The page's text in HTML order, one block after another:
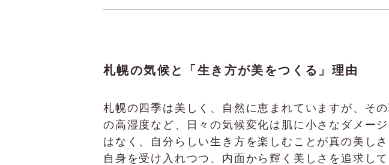
札幌の気候と「生き方が美をつくる」理由
札幌の四季は美しく、自然に恵まれていますが、そ
の高湿度など、日々の気候変化は肌に小さなダメー
はなく、自分らしい生き方を楽しむことが真の美し
自身を受け入れつつ、内面から輝く美しさを追求し